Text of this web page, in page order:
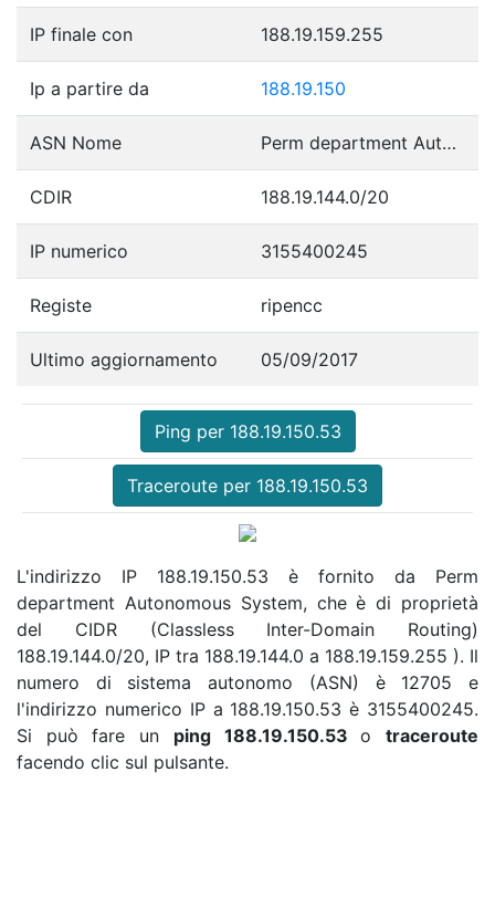
IP finale con 188.19.159.255
Ip a partire da 188.19.150
ASN Nome Perm department Autonomous System
CDIR 188.19.144.0/20
IP numerico 3155400245
Registe ripencc
Ultimo aggiornamento 05/09/2017
Ping per 188.19.150.53
Traceroute per 188.19.150.53
L'indirizzo IP 188.19.150.53 è fornito da Perm
department Autonomous System, che è di proprietà
del CIDR (Classless Inter-Domain Routing)
188.19.144.0/20, IP tra 188.19.144.0 a 188.19.159.255 ). Il
numero di sistema autonomo (ASN) è 12705 e
l'indirizzo numerico IP a 188.19.150.53 è 3155400245.
Si può fare un ping 188.19.150.53otraceroute
facendo clic sul pulsante.